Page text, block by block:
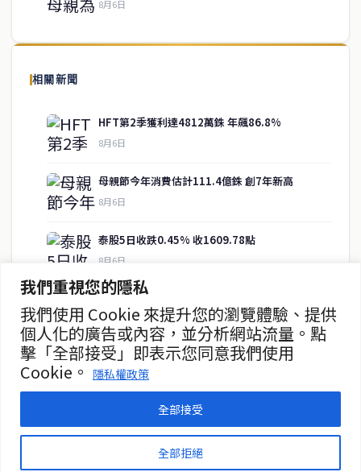
我們重視您的隱私
我們使用 Cookie 來提升您的瀏覽體驗、提供
個人化的廣告或內容，並分析網站流量。點
擊「全部接受」即表示您同意我們使用
Cookie。
隱私權政策
全部拒絕
全部接受
8月6日
相關新聞
HFT第2季獲利達4812萬銖 年飆86.8%
8月6日
母親節今年消費估計111.4億銖 創7年新高
8月6日
泰股5日收跌0.45% 收1609.78點
8月6日
儲蓄銀行推出SME專項貸款支持流動性
8月6日
PHAT首日IPO認購火爆 擬於MAI上市
8月6日
關於我們
泰國中文新聞（TCN）是一家總部設於曼谷的中文新聞媒體，致力於
供即時、客觀、多元的中文新聞內容。
房地產
聯絡資訊
歡迎來信洽詢合作事宜
或提供新聞線索
service@thaichinesenews.com
© 2026 泰國中文新聞 TCN — All Rights Reserved
THAI CHINESE NEWS